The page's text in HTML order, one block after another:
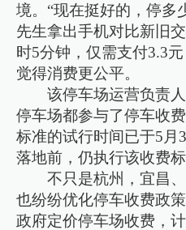
境。“现在挺好的，停多
先生拿出手机对比新旧
时5分钟，仅需支付3.3
觉得消费更公平。
该停车场运营负责
停车场都参与了停车收
标准的试行时间已于5月
落地前，仍执行该收费标
不只是杭州，宜昌
也纷纷优化停车收费政
政府定价停车场收费，